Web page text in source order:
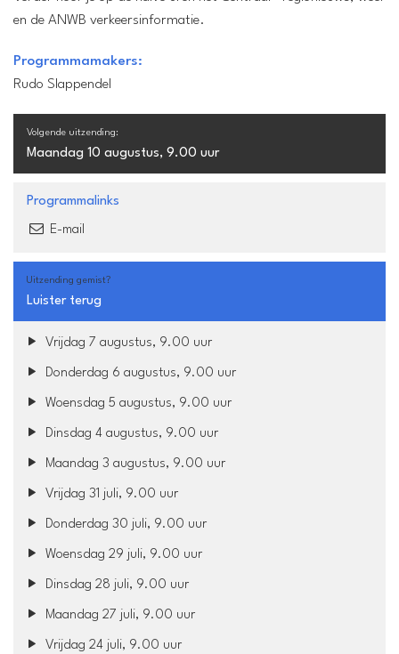
en de ANWB verkeersinformatie.
Programmamakers:
Rudo Slappendel
Volgende uitzending:
Maandag 10 augustus, 9.00 uur
Programmalinks
E-mail
Uitzending gemist?
Luister terug
Vrijdag 7 augustus, 9.00 uur
Donderdag 6 augustus, 9.00 uur
Woensdag 5 augustus, 9.00 uur
Dinsdag 4 augustus, 9.00 uur
Maandag 3 augustus, 9.00 uur
Vrijdag 31 juli, 9.00 uur
Donderdag 30 juli, 9.00 uur
Woensdag 29 juli, 9.00 uur
Dinsdag 28 juli, 9.00 uur
Maandag 27 juli, 9.00 uur
Vrijdag 24 juli, 9.00 uur